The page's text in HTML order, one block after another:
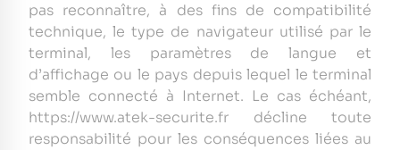
pas reconnaître, à des fins de compatibilité
technique, le type de navigateur utilisé par le
terminal, les paramètres de langue et
d’affichage ou le pays depuis lequel le terminal
semble connecté à Internet. Le cas échéant,
https://www.atek-securite.fr décline toute
responsabilité pour les conséquences liées au